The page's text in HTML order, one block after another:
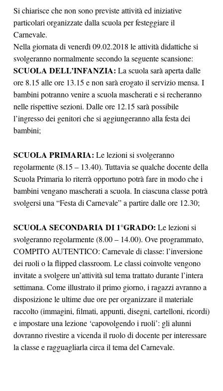
Si chiarisce che non sono previste attività ed iniziative
particolari organizzate dalla scuola per festeggiare il
Carnevale.
Nella giornata di venerdì 09.02.2018 le attività didattiche si
svolgeranno normalmente secondo la seguente scansione:
SCUOLA DELL’INFANZIA: La scuola sarà aperta dalle
ore 8.15 alle ore 13.15 e non sarà erogato il servizio mensa. I
bambini potranno venire a scuola mascherati e si recheranno
nelle rispettive sezioni. Dalle ore 12.15 sarà possibile
l’ingresso dei genitori che si aggiungeranno alla festa dei
bambini;
SCUOLA PRIMARIA: Le lezioni si svolgeranno
regolarmente (8.15 – 13.40). Tuttavia se qualche docente della
Scuola Primaria lo riterrà opportuno potrà fare in modo che i
bambini vengano mascherati a scuola. In ciascuna classe potrà
svolgersi una “Festa di Carnevale” a partire dalle ore 12.30;
SCUOLA SECONDARIA DI 1°GRADO: Le lezioni si
svolgeranno regolarmente (8.00 – 14.00). Ove programmato,
COMPITO AUTENTICO: Carnevale di classe: l’inversione
dei ruoli o la flipped classroom. Le classi coinvolte vengono
invitate a svolgere un’attività sul tema trattato durante l’intera
settimana. Come illustrato il primo giorno, i ragazzi avranno a
disposizione le ultime due ore per organizzare il materiale
raccolto (immagini, filmati, appunti, disegni, cartelloni, ricordi)
e impostare una lezione ‘capovolgendo i ruoli’: gli alunni
dovranno rivestire a vicenda il ruolo di docente per interessare
la classe e ragguagliarla circa il tema del Carnevale.